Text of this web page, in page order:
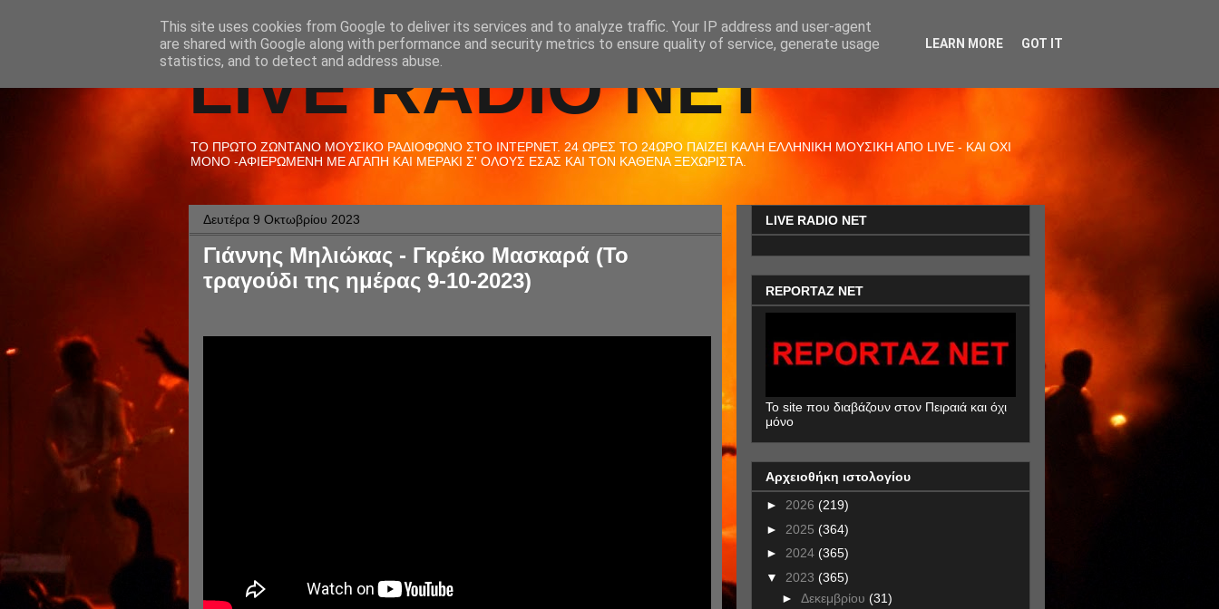
LIVE RADIO NET
ΤΟ ΠΡΩΤΟ ΖΩΝΤΑΝΟ ΜΟΥΣΙΚΟ ΡΑΔΙΟΦΩΝΟ ΣΤΟ ΙΝΤΕΡΝΕΤ. 24 ΩΡΕΣ ΤΟ 24ΩΡΟ ΠΑΙΖΕΙ ΚΑΛΗ ΕΛΛΗΝΙΚΗ ΜΟΥΣΙΚΗ ΑΠΟ LIVE - ΚΑΙ ΟΧΙ
ΜΟΝΟ -ΑΦΙΕΡΩΜΕΝΗ ΜΕ ΑΓΑΠΗ ΚΑΙ ΜΕΡΑΚΙ Σ' ΟΛΟΥΣ ΕΣΑΣ ΚΑΙ ΤΟΝ ΚΑΘΕΝΑ ΞΕΧΩΡΙΣΤΑ.
Δευτέρα 9 Οκτωβρίου 2023
Γιάννης Μηλιώκας - Γκρέκο Μασκαρά (Το
τραγούδι της ημέρας 9-10-2023)
LIVE RADIO NET
REPORTAZ NET
To site που διαβάζουν στον Πειραιά και όχι
μόνο
Αρχειοθήκη ιστολογίου
► 2026 (219)
► 2025 (364)
► 2024 (365)
▼ 2023 (365)
► Δεκεμβρίου (31)
This site uses cookies from Google to deliver its services and to analyze traffic. Your IP address and user-agent
are shared with Google along with performance and security metrics to ensure quality of service, generate usage
statistics, and to detect and address abuse.
LEARN MORE GOT IT